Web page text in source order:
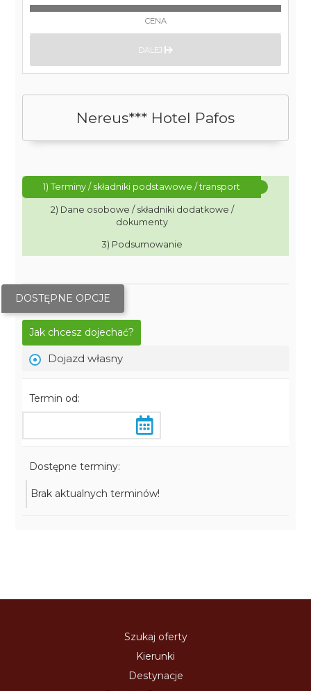
Nereus*** Hotel Pafos
1) Terminy / składniki podstawowe / transport
2) Dane osobowe / składniki dodatkowe /
dokumenty
3) Podsumowanie
DOSTĘPNE OPCJE
Jak chcesz dojechać?
Dojazd własny
Termin od:
Dostępne terminy:
Brak aktualnych terminów!
CENA
DALEJ
Szukaj oferty
Kierunki
Destynacje